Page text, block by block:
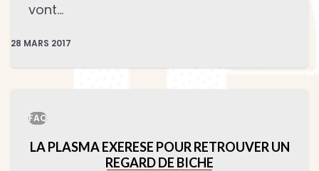
vont…
28 MARS 2017
FAQ
LA PLASMA EXERESE POUR RETROUVER UN
REGARD DE BICHE